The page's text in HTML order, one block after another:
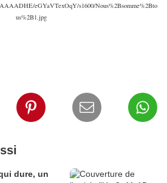
eGYaVTexOqY/s1600/Nous%2Bsomme%2Bto
us%2B1.jpg
dure, un